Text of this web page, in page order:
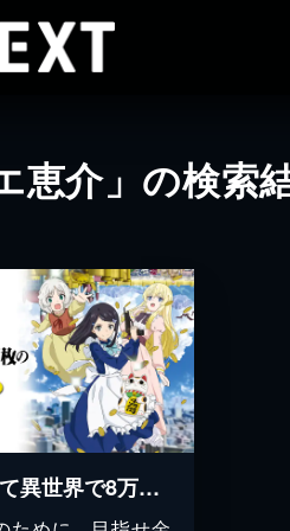
恵介」の検索
老後に備えて異世界で8万枚の金貨を貯めます